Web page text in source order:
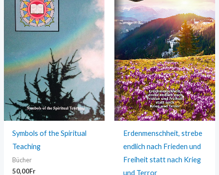
Symbols of the Spiritual
Teaching
Bücher
50,00Fr
Erdenmenschheit, strebe
endlich nach Frieden und
Freiheit statt nach Krieg
und Terror